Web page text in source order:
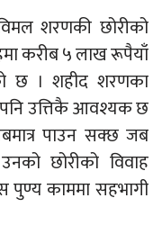
शरणकी छोरीको
करीब ५ लाख रूपैयाँ
छ । शहीद शरणका
पनि उत्तिकै आवश्यक छ
पाउन सक्छ जब
छोरीको विवाह
पुण्य काममा सहभागी